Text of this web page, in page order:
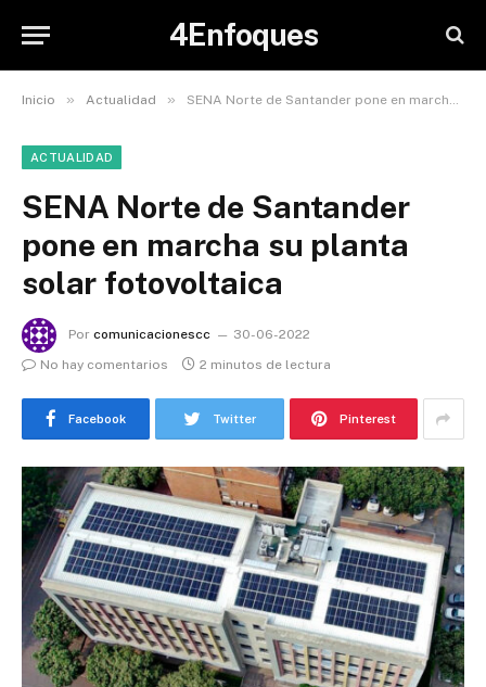
4Enfoques
Inicio » Actualidad » SENA Norte de Santander pone en marcha su planta solar fotovoltaica
ACTUALIDAD
SENA Norte de Santander
pone en marcha su planta
solar fotovoltaica
Por comunicacionescc
30-06-2022
No hay comentarios
2 minutos de lectura
Facebook Twitter Pinterest